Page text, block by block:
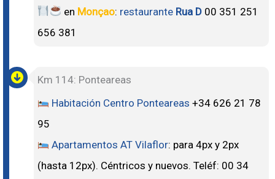
en Monçao: restaurante Rua D00 351 251
656 381
Km 114: Ponteareas
Habitación Centro Ponteareas +34 626 21 78
95
Apartamentos AT Vilaflor: para 4px y 2px
(hasta 12px). Céntricos y nuevos. Teléf: 00 34